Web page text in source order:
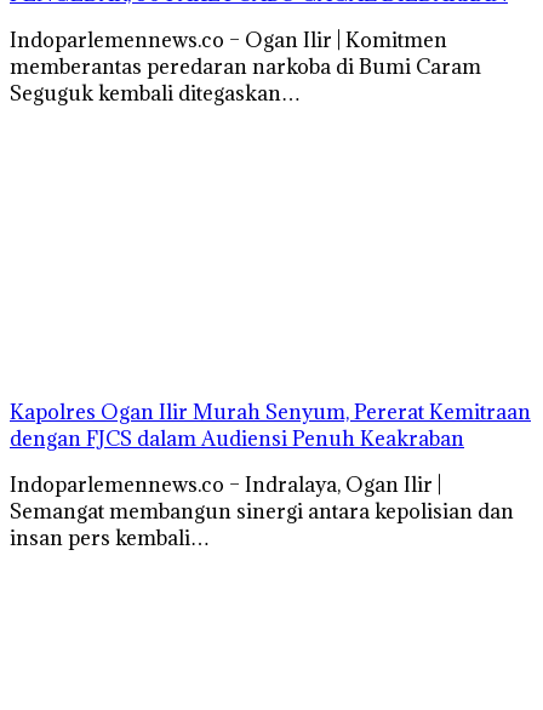
Indoparlemennews.co – Ogan Ilir | Komitmen
memberantas peredaran narkoba di Bumi Caram
Seguguk kembali ditegaskan…
Kapolres Ogan Ilir Murah Senyum, Pererat Kemitraan
dengan FJCS dalam Audiensi Penuh Keakraban
Indoparlemennews.co – Indralaya, Ogan Ilir |
Semangat membangun sinergi antara kepolisian dan
insan pers kembali…